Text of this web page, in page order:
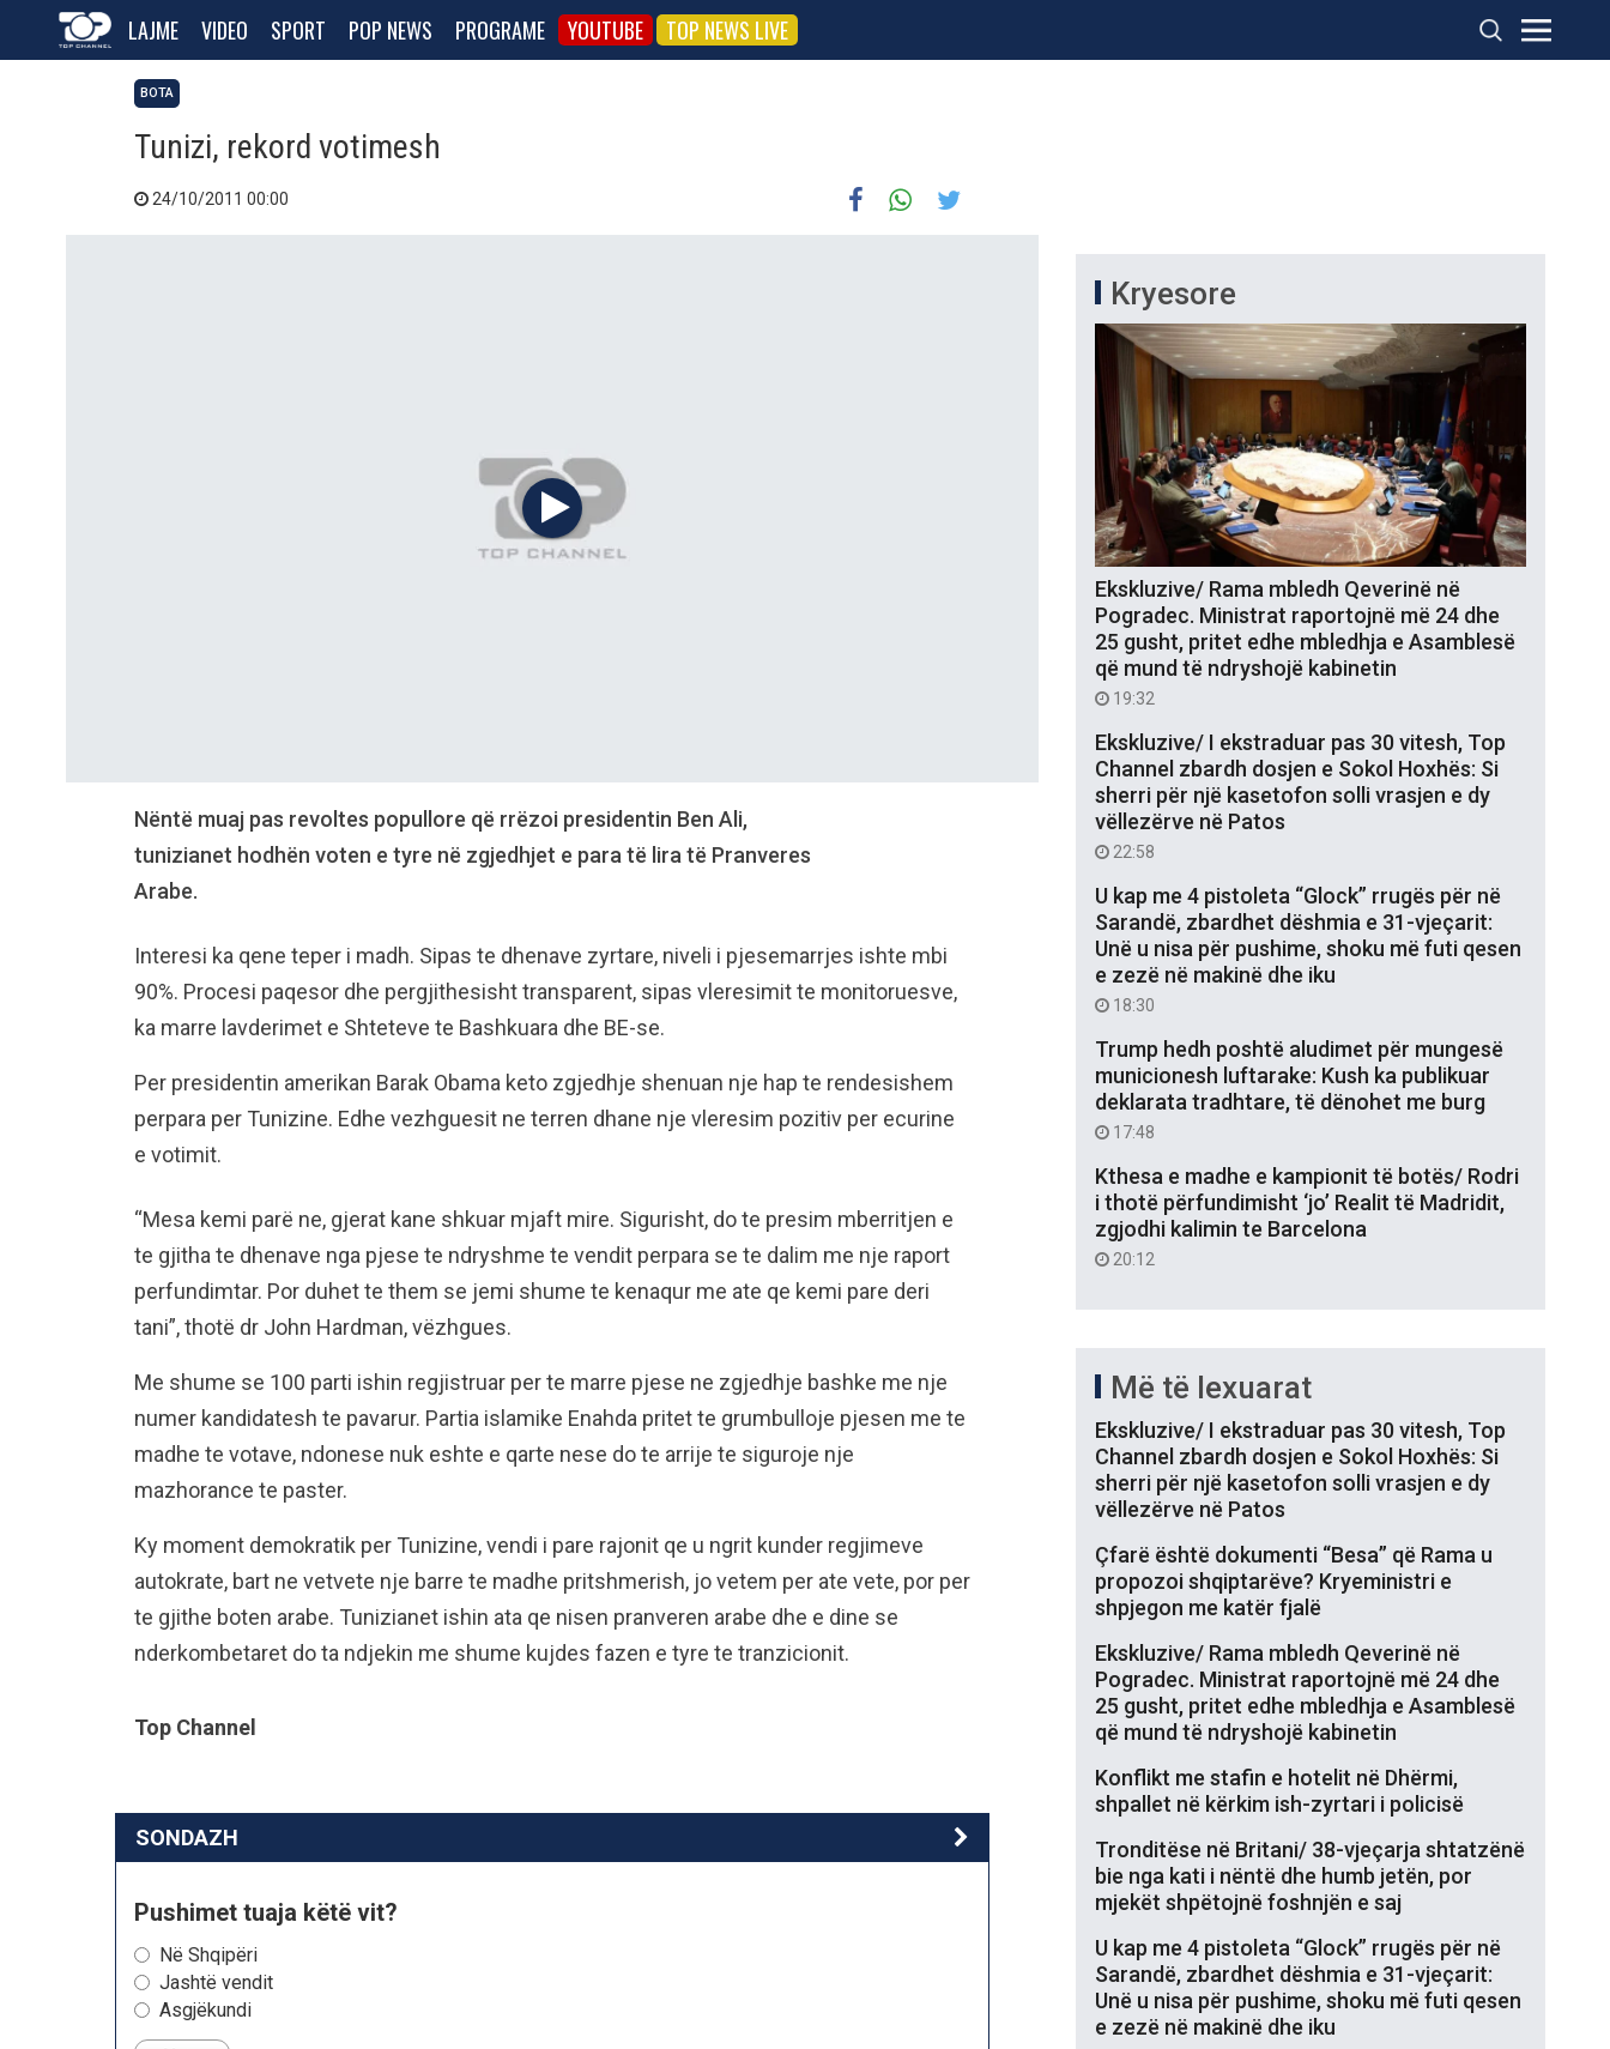
LAJME VIDEO SPORT POP NEWS PROGRAME YOUTUBE TOP NEWS LIVE
BOTA
Tunizi, rekord votimesh
24/10/2011 00:00
Nëntë muaj pas revoltes popullore që rrëzoi presidentin Ben Ali,
tunizianet hodhën voten e tyre në zgjedhjet e para të lira të Pranveres
Arabe.
Interesi ka qene teper i madh. Sipas te dhenave zyrtare, niveli i pjesemarrjes ishte mbi
90%. Procesi paqesor dhe pergjithesisht transparent, sipas vleresimit te monitoruesve,
ka marre lavderimet e Shteteve te Bashkuara dhe BE-se.
Per presidentin amerikan Barak Obama keto zgjedhje shenuan nje hap te rendesishem
perpara per Tunizine. Edhe vezhguesit ne terren dhane nje vleresim pozitiv per ecurine
e votimit.
“Mesa kemi parë ne, gjerat kane shkuar mjaft mire. Sigurisht, do te presim mberritjen e
te gjitha te dhenave nga pjese te ndryshme te vendit perpara se te dalim me nje raport
perfundimtar. Por duhet te them se jemi shume te kenaqur me ate qe kemi pare deri
tani”, thotë dr John Hardman, vëzhgues.
Me shume se 100 parti ishin regjistruar per te marre pjese ne zgjedhje bashke me nje
numer kandidatesh te pavarur. Partia islamike Enahda pritet te grumbulloje pjesen me te
madhe te votave, ndonese nuk eshte e qarte nese do te arrije te siguroje nje
mazhorance te paster.
Ky moment demokratik per Tunizine, vendi i pare rajonit qe u ngrit kunder regjimeve
autokrate, bart ne vetvete nje barre te madhe pritshmerish, jo vetem per ate vete, por per
te gjithe boten arabe. Tunizianet ishin ata qe nisen pranveren arabe dhe e dine se
nderkombetaret do ta ndjekin me shume kujdes fazen e tyre te tranzicionit.
Top Channel
SONDAZH
Pushimet tuaja këtë vit?
Në Shqipëri
Jashtë vendit
Asgjëkundi
Kryesore
Ekskluzive/ Rama mbledh Qeverinë në
Pogradec. Ministrat raportojnë më 24 dhe
25 gusht, pritet edhe mbledhja e Asamblesë
që mund të ndryshojë kabinetin
19:32
Ekskluzive/ I ekstraduar pas 30 vitesh, Top
Channel zbardh dosjen e Sokol Hoxhës: Si
sherri për një kasetofon solli vrasjen e dy
vëllezërve në Patos
22:58
U kap me 4 pistoleta “Glock” rrugës për në
Sarandë, zbardhet dëshmia e 31-vjeçarit:
Unë u nisa për pushime, shoku më futi qesen
e zezë në makinë dhe iku
18:30
Trump hedh poshtë aludimet për mungesë
municionesh luftarake: Kush ka publikuar
deklarata tradhtare, të dënohet me burg
17:48
Kthesa e madhe e kampionit të botës/ Rodri
i thotë përfundimisht ‘jo’ Realit të Madridit,
zgjodhi kalimin te Barcelona
20:12
Më të lexuarat
Ekskluzive/ I ekstraduar pas 30 vitesh, Top
Channel zbardh dosjen e Sokol Hoxhës: Si
sherri për një kasetofon solli vrasjen e dy
vëllezërve në Patos
Çfarë është dokumenti “Besa” që Rama u
propozoi shqiptarëve? Kryeministri e
shpjegon me katër fjalë
Ekskluzive/ Rama mbledh Qeverinë në
Pogradec. Ministrat raportojnë më 24 dhe
25 gusht, pritet edhe mbledhja e Asamblesë
që mund të ndryshojë kabinetin
Konflikt me stafin e hotelit në Dhërmi,
shpallet në kërkim ish-zyrtari i policisë
Tronditëse në Britani/ 38-vjeçarja shtatzënë
bie nga kati i nëntë dhe humb jetën, por
mjekët shpëtojnë foshnjën e saj
U kap me 4 pistoleta “Glock” rrugës për në
Sarandë, zbardhet dëshmia e 31-vjeçarit:
Unë u nisa për pushime, shoku më futi qesen
e zezë në makinë dhe iku